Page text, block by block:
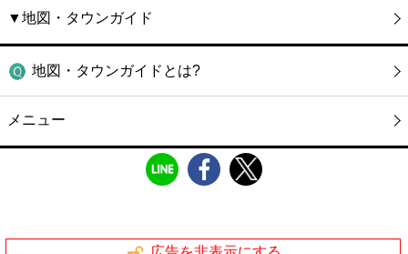
▼地図・タウンガイド
地図・タウンガイドとは?
メニュー